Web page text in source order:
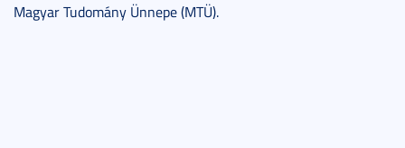
Magyar Tudomány Ünnepe (MTÜ).